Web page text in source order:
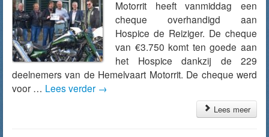
Motorrit heeft vanmiddag een
cheque overhandigd aan
Hospice de Reiziger. De cheque
van €3.750 komt ten goede aan
het Hospice dankzij de 229
deelnemers van de Hemelvaart Motorrit. De cheque werd
voor … Lees verder →
Lees meer